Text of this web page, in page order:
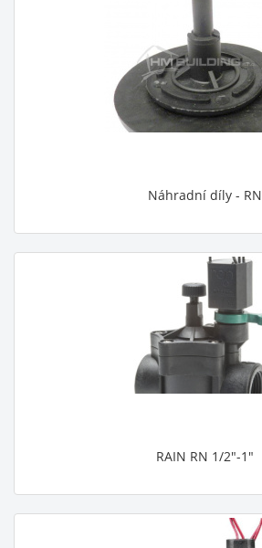
Náhradní díly - RN
RAIN RN 1/2"-1"